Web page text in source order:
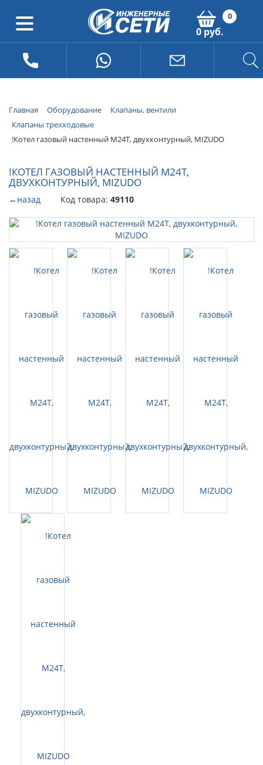
0
0 руб.
Главная Оборудование
Клапаны, вентили
Клапаны трехходовые
!Котел газовый настенный M24T, двухконтурный, MIZUDO
!КОТЕЛ ГАЗОВЫЙ НАСТЕННЫЙ M24T,
ДВУХКОНТУРНЫЙ, MIZUDO
←назад Код товара: 49110